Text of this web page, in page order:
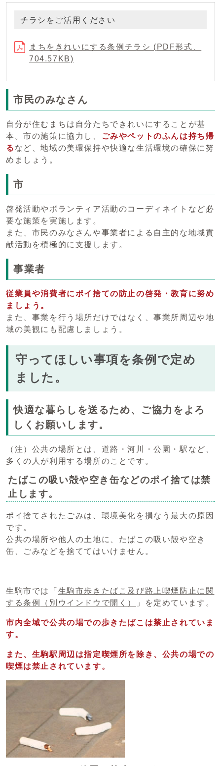
チラシをご活用ください
まちをきれいにする条例チラシ (PDF形式、
704.57KB)
市民のみなさん
自分が住むまちは自分たちできれいにすることが基
本。市の施策に協力し、
ごみやペットのふんは持ち帰
る など、地域の美環保持や快適な生活環境の確保に努
めましょう。
市
啓発活動やボランティア活動のコーディネイトなど必
要な施策を実施します。
また、市民のみなさんや事業者による自主的な地域貢
献活動を積極的に支援します。
事業者
従業員や消費者にポイ捨ての防止の啓発・教育に努め
ましょう。
また、事業を行う場所だけではなく、事業所周辺や地
域の美観にも配慮しましょう。
守ってほしい事項を条例で定め
ました。
快適な暮らしを送るため、ご協力をよろ
しくお願いします。
（注）公共の場所とは、道路・河川・公園・駅など、
多くの人が利用する場所のことです。
たばこの吸い殻や空き缶などのポイ捨ては禁
止します。
ポイ捨てされたごみは、環境美化を損なう最大の原因
です。
公共の場所や他人の土地に、たばこの吸い殻や空き
缶、ごみなどを捨ててはいけません。
生駒市では「 生駒市歩きたばこ及び路上喫煙防止に関
する条例
（別ウインドウで開く） 」を定めています。
市内全域で公共の場での歩きたばこは禁止されていま
す。
また、生駒駅周辺は指定喫煙所を除き、公共の場での
喫煙は禁止されています。